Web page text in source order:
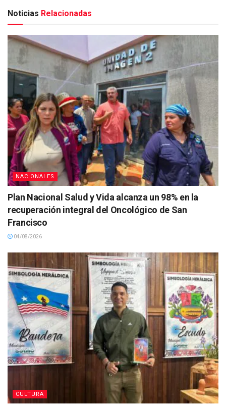
Noticias Relacionadas
NACIONALES
Plan Nacional Salud y Vida alcanza un 98% en la
recuperación integral del Oncológico de San
Francisco
04/08/2026
CULTURA